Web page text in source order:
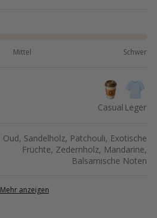
Mittel Schwer
Casual Leger
Oud, Sandelholz, Patchouli, Exotische
Früchte, Zedernholz, Mandarine,
Balsamische Noten
Mehr anzeigen